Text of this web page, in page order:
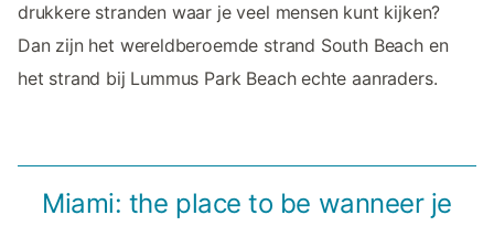
drukkere stranden waar je veel mensen kunt kijken?
Dan zijn het wereldberoemde strand South Beach en
het strand bij Lummus Park Beach echte aanraders.
Miami: the place to be wanneer je